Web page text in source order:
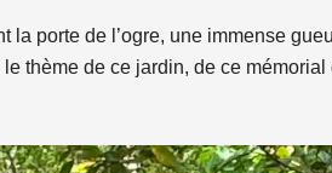
la porte de l’ogre, une immense
thème de ce jardin, de ce